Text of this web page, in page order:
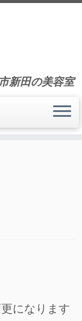
田の美容室
になります